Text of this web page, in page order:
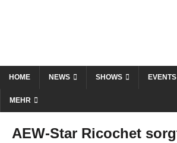
HOME NEWS SHOWS EVENTS
MEHR
AEW-Star Ricochet